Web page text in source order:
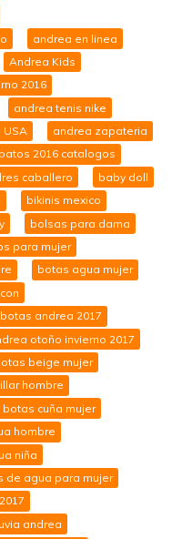
andrea en linea
Andrea Kids
2016
andrea tenis nike
USA
andrea zapateria
2016 catalogos
caballero
baby doll
bikinis mexico
bolsas para dama
para mujer
botas agua mujer
botas andrea 2017
otoño invierno 2017
beige mujer
hombre
botas cuña mujer
hombre
niña
de agua para mujer
andrea